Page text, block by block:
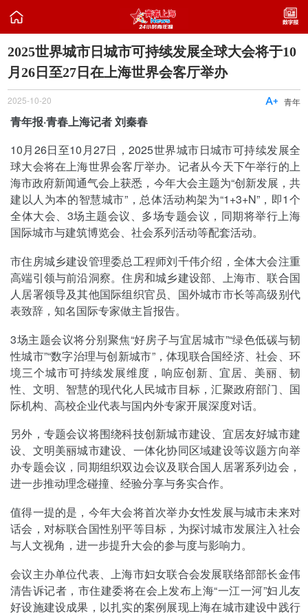

2025世界城市日城市可持续发展全球大会将于10
月26日至27日在上海世界会客厅举办
2025-10-20 青年

青年报·青春上海记者 刘秦春
10月26日至10月27日，2025世界城市日城市可持续发展全
球大会将在上海世界会客厅举办。记者从今天下午举行的上
海市政府新闻通气会上获悉，今年大会主题为“创新发展，共
建以人为本的智慧城市”，总体活动构架为“1+3+N”，即1个
全体大会、3场主题会议、多场专题会议，同期将举行上海
国际城市与建筑博览会、社会系列活动等配套活动。
市住房城乡建设管理委总工程师刘千伟介绍，全体大会注重
高端引领与前沿洞察。住房和城乡建设部、上海市、联合国
人居署领导及其他国际组织官员、国外城市市长等高级别代
表致辞，知名国际专家做主旨报告。
3场主题会议将分别聚焦“好房子与宜居城市”“绿色低碳与韧
性城市”“数字治理与创新城市”，体现联合国经济、社会、环
境三个城市可持续发展维度，响应创新、宜居、美丽、韧
性、文明、智慧的现代化人民城市目标，汇聚政府部门、国
际机构、高校企业代表与国内外专家开展深度对话。
另外，专题会议将围绕科技创新城市建设、宜居友好城市建
设、文明美丽城市建设、一体化协同区域建设等议题方向举
办专题会议，同期组织双边会议及联合国人居署系列边会，
进一步推动理念碰撞、经验分享与务实合作。
值得一提的是，今年大会将首次举办女性发展与城市未来对
话会，对标联合国性别平等目标，为探讨城市发展注入社会
与人文视角，进一步提升大会的参与度与影响力。
会议主办单位代表、上海市妇女联合会发展联络部部长金伟
清告诉记者，市住建委将在会上发布上海“一江一河”妇儿友
好设施建设成果，以扎实的案例展现上海在城市建设中践行